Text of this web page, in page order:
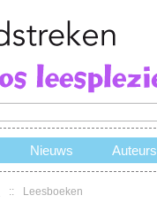
:: Leesboeken
Nieuws Auteurs